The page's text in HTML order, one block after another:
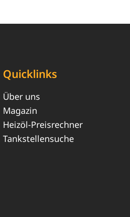
Quicklinks
Über uns
Magazin
Heizöl-Preisrechner
Tankstellensuche